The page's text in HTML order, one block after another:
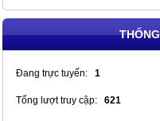
Đang trực tuyến: 1
Tổng lượt truy cập: 621